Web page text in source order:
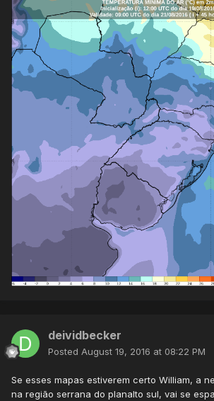
deividbecker
Posted August 19, 2016 at 08:22 PM
Se esses mapas estiverem certo William, a
na região serrana do planalto sul, vai se